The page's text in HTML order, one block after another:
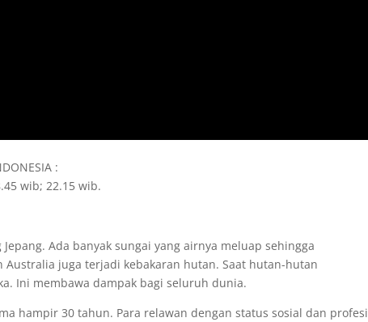
:
wib; 22.15 wib.
Ada banyak sungai yang airnya meluap sehingga
juga terjadi kebakaran hutan. Saat hutan-hutan
Ini membawa dampak bagi seluruh dunia.
hampir 30 tahun. Para relawan dengan status sosial dan profesi